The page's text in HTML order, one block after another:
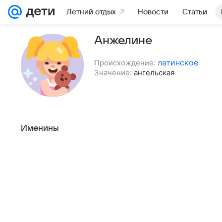
Летний отдых Новости Статьи
Анжелине
Происхождение: латинское
Значение: ангельская
Именины